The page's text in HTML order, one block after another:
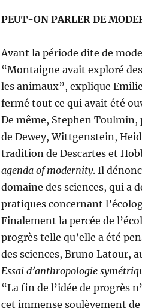
PEUT-ON PARLER DE
Avant la période dite de
“Montaigne avait exploré
les animaux”, explique
fermé tout ce qui avait été
De même, Stephen Toulmin,
de Dewey, Wittgenstein,
tradition de Descartes et
agenda of modernity. Il
domaine des sciences, qui a
pratiques concernant
Finalement la percée de
progrès telle qu’elle a été
des sciences, Bruno Latour,
Essai d’anthropologie
“La fin de l’idée de progrès
cet immense soulèvement